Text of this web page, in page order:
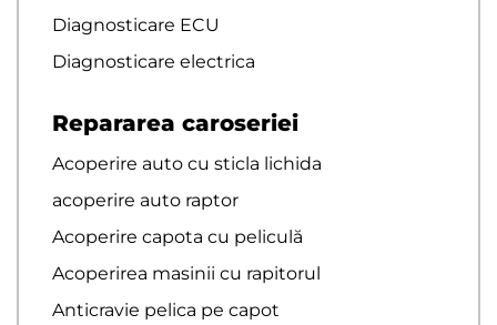
Diagnosticare ECU
Diagnosticare electrica
Repararea caroseriei
Acoperire auto cu sticla lichida
acoperire auto raptor
Acoperire capota cu peliculă
Acoperirea masinii cu rapitorul
Anticravie pelica pe capot